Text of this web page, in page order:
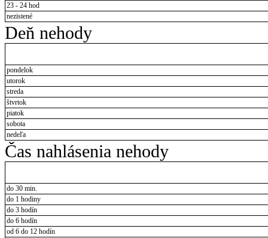
23 - 24 hod
nezistené
Deň nehody
pondelok
utorok
streda
štvrtok
piatok
sobota
nedeľa
Čas nahlásenia nehody
do 30 min.
do 1 hodiny
do 3 hodín
do 6 hodín
od 6 do 12 hodín